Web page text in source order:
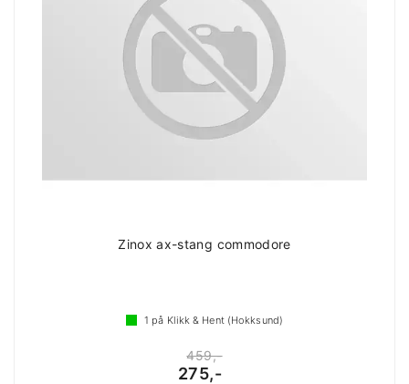
Zinox ax-stang commodore
1 på Klikk & Hent (Hokksund)
459,-
275,-